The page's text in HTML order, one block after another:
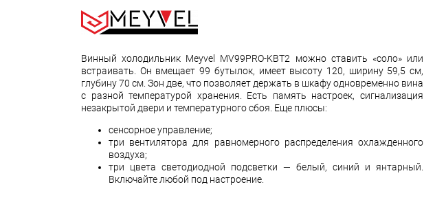
Винный холодильник Meyvel MV99PRO-KBT2 можно ставить «соло» или
встраивать. Он вмещает 99 бутылок, имеет высоту 120, ширину 59,5 см,
глубину 70 см. Зон две, что позволяет держать в шкафу одновременно вина
с разной температурой хранения. Есть память настроек, сигнализация
незакрытой двери и температурного сбоя. Еще плюсы:
сенсорное управление;
три вентилятора для равномерного распределения охлажденного
воздуха;
три цвета светодиодной подсветки — белый, синий и янтарный.
Включайте любой под настроение.